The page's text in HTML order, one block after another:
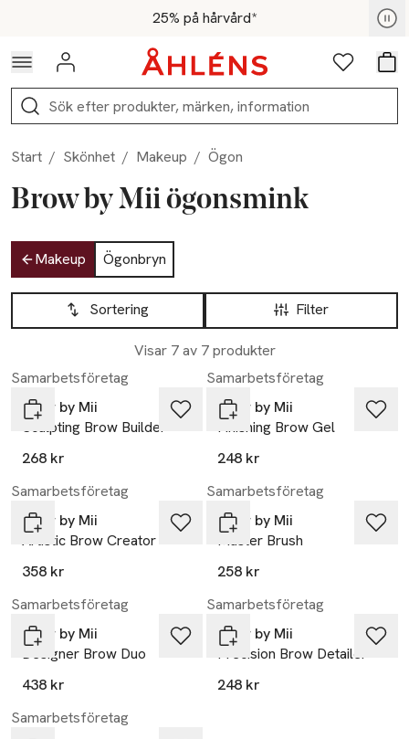
Hoppa till navigationsmenyn25% på hårvård*
För medlemmar - Shoppa nu
Logga in Favoriter
Sök
Start / Skönhet / Makeup / Ögon
Brow by Mii ögonsmink
Hoppa till produktsidan
Makeup
Ögonbryn
Hoppa till produktsidan
Filter
Sortering
Visar 7 av 7 produkter
Lista över produkter
Samarbetsföretag
Brow by Mii
Sculpting Brow Builder
268 kr
Samarbetsföretag
Brow by Mii
Finishing Brow Gel
248 kr
Samarbetsföretag
Brow by Mii
Artistic Brow Creator
358 kr
Samarbetsföretag
Brow by Mii
Master Brush
258 kr
Samarbetsföretag
Brow by Mii
Designer Brow Duo
438 kr
Samarbetsföretag
Brow by Mii
Precision Brow Detailer
248 kr
Samarbetsföretag